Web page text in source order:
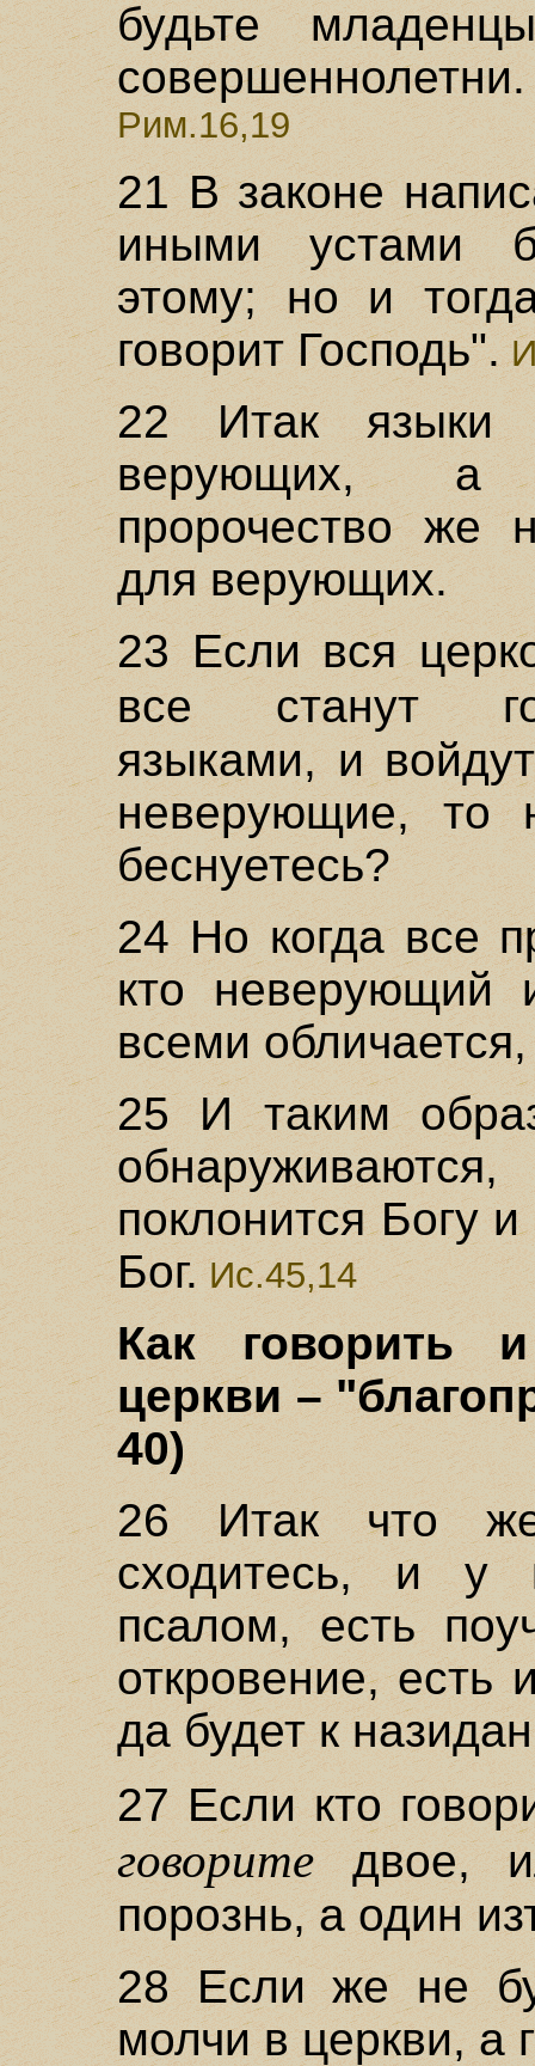
будьте
совершеннолетни.
Рим.16,19
21 В законе
иными устами
этому; но и
говорит Господь".
22 Итак
верующих, а
пророчество же
для верующих.
23 Если вся
все станут
языками, и
неверующие, то
беснуетесь?
24 Но когда все
кто неверующий
всеми
25 И таким
поклонится Богу
Бог.Ис.45,14
Как говорить
церкви –
40)
26 Итак что
сходитесь, и у
псалом, есть
откровение, есть
да будет к
27 Если кто
говорите двое,
порознь, а один
28 Если же не
молчи в церкви, а